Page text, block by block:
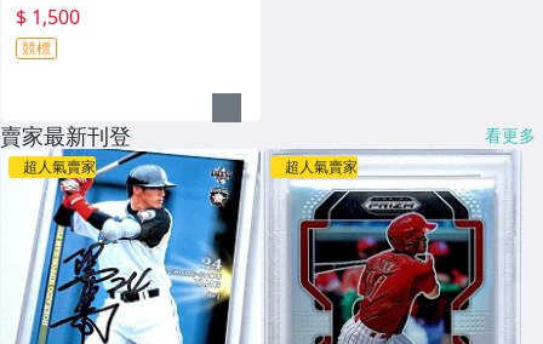
$ 1,500
競標
賣家最新刊登 看更多
超人氣賣家 超人氣賣家